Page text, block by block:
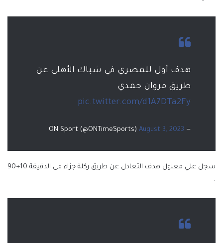
هدف أول للمصري في شباك الأهلي عن
طريق مروان حمدي
pic.twitter.com/d1A7DTa2Fy
— ON Sport (@ONTimeSports)
August 3, 2023
سجل علي معلول هدف التعادل عن طريق ركلة جزاء فى الدقيقة 10+90
.